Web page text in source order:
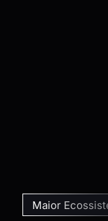
Maior